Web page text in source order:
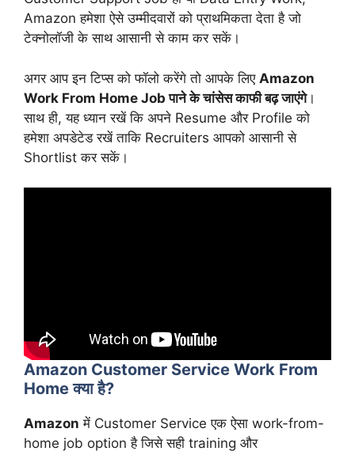
Amazon हमेशा ऐसे उम्मीदवारों को प्राथमिकता देता है जो
टेक्नोलॉजी के साथ आसानी से काम कर सकें।
अगर आप इन टिप्स को फॉलो करेंगे तो आपके लिए Amazon
Work From Home Job पाने के चांसेस काफी बढ़ जाएंगे।
साथ ही, यह ध्यान रखें कि अपने Resume और Profile को
हमेशा अपडेटेड रखें ताकि Recruiters आपको आसानी से
Shortlist कर सकें।
Amazon Customer Service Work From
Home क्या है?
Amazon में Customer Service एक ऐसा work-from-
home job option है जिसे सही training और